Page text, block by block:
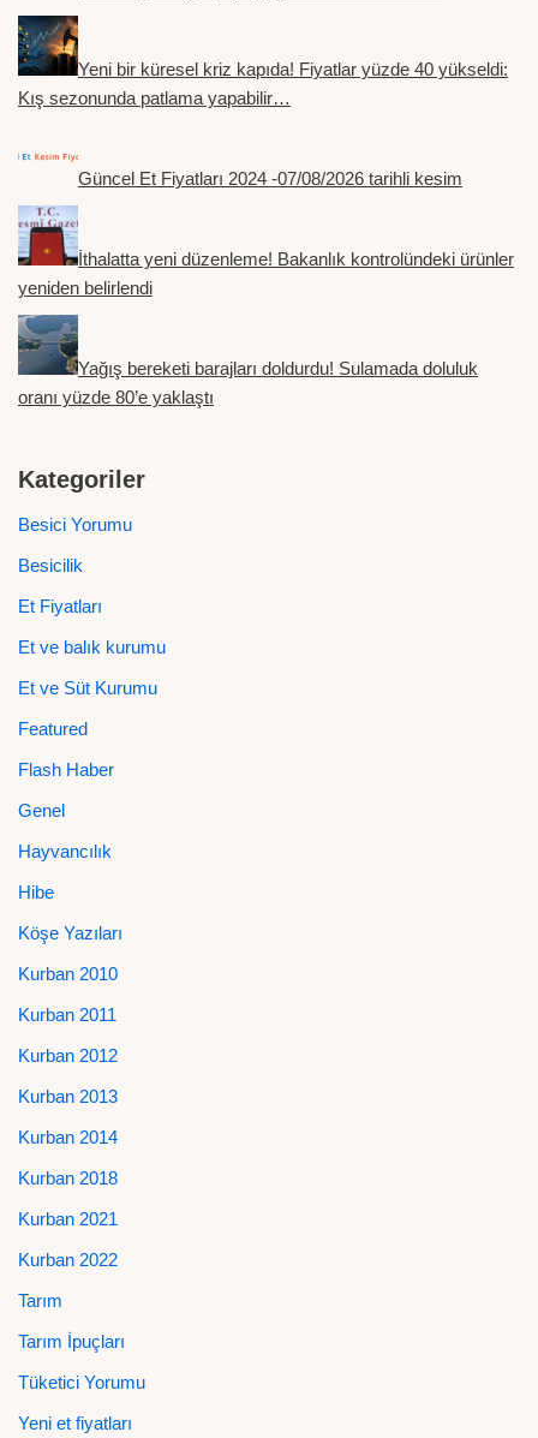
Yeni bir küresel kriz kapıda! Fiyatlar yüzde 40 yükseldi:
Kış sezonunda patlama yapabilir…
Güncel Et Fiyatları 2024 -07/08/2026 tarihli kesim
İthalatta yeni düzenleme! Bakanlık kontrolündeki ürünler
yeniden belirlendi
Yağış bereketi barajları doldurdu! Sulamada doluluk
oranı yüzde 80’e yaklaştı
Kategoriler
Besici Yorumu
Besicilik
Et Fiyatları
Et ve balık kurumu
Et ve Süt Kurumu
Featured
Flash Haber
Genel
Hayvancılık
Hibe
Köşe Yazıları
Kurban 2010
Kurban 2011
Kurban 2012
Kurban 2013
Kurban 2014
Kurban 2018
Kurban 2021
Kurban 2022
Tarım
Tarım İpuçları
Tüketici Yorumu
Yeni et fiyatları